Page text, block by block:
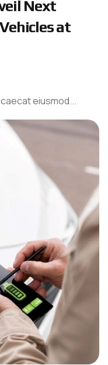
eil Next
Vehiclesat
eiusmod...